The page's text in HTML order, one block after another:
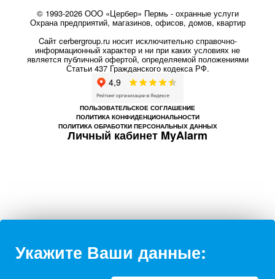
© 1993-2026 ООО «Цербер» Пермь - охранные услуги
Охрана предприятий, магазинов, офисов, домов, квартир
Cайт cerbergroup.ru носит исключительно справочно-
информационный характер и ни при каких условиях не
является публичной офертой, определяемой положениями
Статьи 437 Гражданского кодекса РФ.
ПОЛЬЗОВАТЕЛЬСКОЕ СОГЛАШЕНИЕ
ПОЛИТИКА КОНФИДЕНЦИОНАЛЬНОСТИ
ПОЛИТИКА ОБРАБОТКИ ПЕРСОНАЛЬНЫХ ДАННЫХ
Личный кабинет MyAlarm
Укажите Ваши данные: